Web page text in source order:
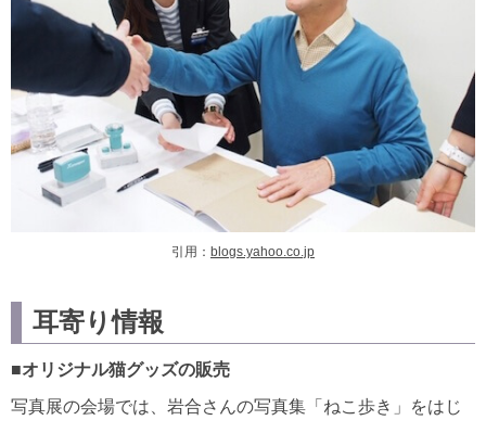
引用： blogs.yahoo.co.jp
耳寄り情報
■オリジナル猫グッズの販売
写真展の会場では、岩合さんの写真集「ねこ歩き」をはじ